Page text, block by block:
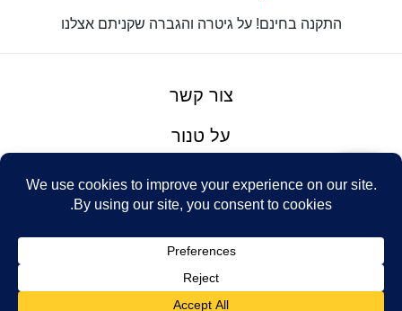
התקנה בחינם! על גיטרה והגברה שקניתם אצלנו
צור קשר
על טנור
תנאים והגבלות
© Tenor Music
Ltd
Design: Eshel
Haim
נינטאי